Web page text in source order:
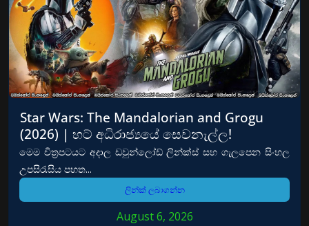
Star Wars: The Mandalorian and Grogu
(2026) | හට් අධිරාජ්‍යයේ සෙවනැල්ල!
මෙම චිත්‍රපටයට අදාල ඩවුන්ලෝඩ් ලින්ක්ස් සහ ගැලපෙන සිංහල
උපසිරැසිය පහත...
ලින්ක් ලබාගන්න
August 6, 2026